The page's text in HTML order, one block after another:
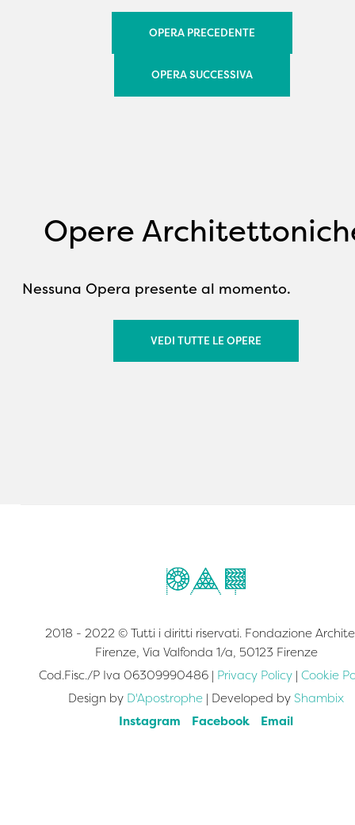
OPERA PRECEDENTE
OPERA SUCCESSIVA
Opere
Nessuna Opera presente al momento.
VEDI TUTTE LE OPERE
2018 - 2022 © Tutti i diritti riservati. Fondazione
Firenze, Via Valfonda 1/a, 50123 Firenze
Cod.Fisc./P Iva 06309990486 | Privacy Policy| Cookie
Design by D'Apostrophe | Developed by Shambix
Instagram
Facebook Email